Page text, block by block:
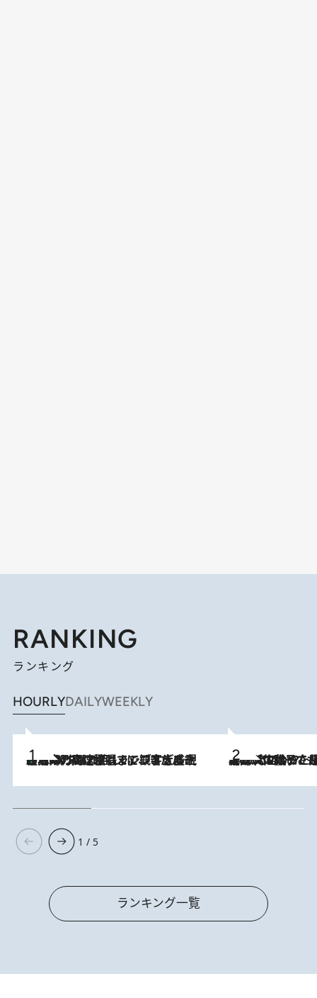
RANKING
ランキング
HOURLYDAILYWEEKLY
2026.8.7
「湘南乃風に憧れて」観客大盛上がりの“タオル回し”に、ラッパー顔負けの高速歌唱まで…さだまさし（74）のアグレッシブすぎる現在地 2026.8.5
【阿川佐和子さんの年とる力】なぜ70代で始めた趣味は“こんなに楽しい”のか？ ピアノ、俳句…スランプに陥っても続けられる“ある秘訣”とは
1 / 5
ランキング一覧